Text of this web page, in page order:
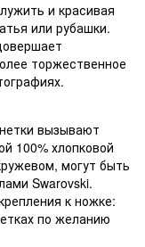
и красивая
или рубашки.
торжественное
вызывают
100% хлопковой
могут быть
Swarovski.
к ножке:
по желанию